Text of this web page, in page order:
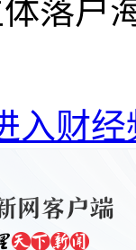
落户
入财经